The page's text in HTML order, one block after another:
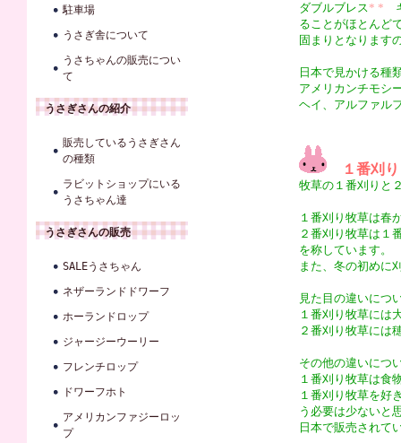
駐車場
うさぎ舎について
うさちゃんの販売につい
て
うさぎさんの紹介
販売しているうさぎさん
の種類
ラビットショップにいる
うさちゃん達
うさぎさんの販売
SALEうさちゃん
ネザーランドドワーフ
ホーランドロップ
ジャージーウーリー
フレンチロップ
ドワーフホト
アメリカンファジーロッ
プ
ダブルブレス* *
ることがほとんど
固まりとなります
日本で見かける種
アメリカンチモシ
ヘイ、アルファル
１番刈
牧草の１番刈りと
１番刈り牧草は春
２番刈り牧草は１
を称しています。
また、冬の初めに
見た目の違いにつ
１番刈り牧草には
２番刈り牧草には
その他の違いにつ
１番刈り牧草は食
１番刈り牧草を好
う必要は少ないと
日本で販売されて